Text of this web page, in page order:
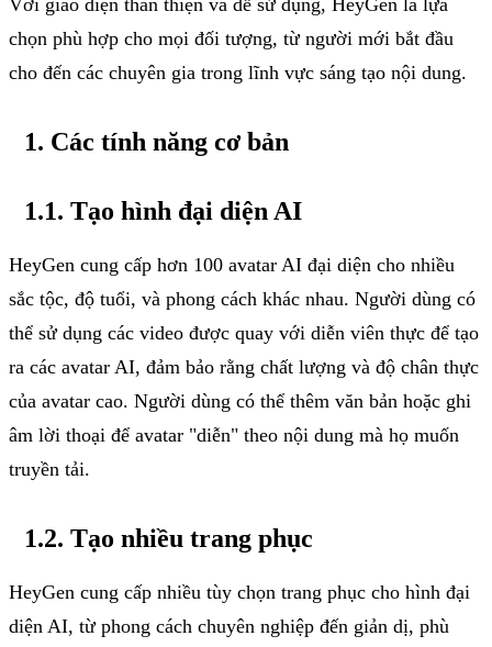
chọn phù hợp cho mọi đối tượng, từ người mới bắt đầu
cho đến các chuyên gia trong lĩnh vực sáng tạo nội dung.
1. Các tính năng cơ bản
1.1. Tạo hình đại diện AI
HeyGen cung cấp hơn 100 avatar AI đại diện cho nhiều
sắc tộc, độ tuổi, và phong cách khác nhau. Người dùng có
thể sử dụng các video được quay với diễn viên thực để tạo
ra các avatar AI, đảm bảo rằng chất lượng và độ chân thực
của avatar cao. Người dùng có thể thêm văn bản hoặc ghi
âm lời thoại để avatar "diễn" theo nội dung mà họ muốn
truyền tải.
1.2. Tạo nhiều trang phục
HeyGen cung cấp nhiều tùy chọn trang phục cho hình đại
diện AI, từ phong cách chuyên nghiệp đến giản dị, phù